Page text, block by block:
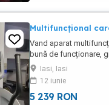
Multifuncțional
Vand aparat
bună de funcționare,
max 150kg
Iasi, Iasi
12 iunie
5 239 RON